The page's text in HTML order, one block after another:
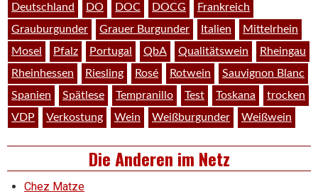
Deutschland
DO DOC DOCG
Frankreich
Grauburgunder
Grauer Burgunder Italien
Mittelrhein
Mosel
Pfalz Portugal QbA Qualitätswein
Rheingau
Rheinhessen
Riesling Rosé Rotwein
Sauvignon Blanc
Spanien
Spätlese Tempranillo Test Toskana
trocken
VDP
Verkostung Wein Weißburgunder Weißwein
Die Anderen im Netz
Chez Matze